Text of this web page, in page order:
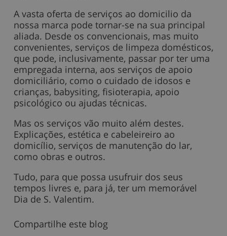
A vasta oferta de serviços ao domicilio da
nossa marca pode tornar-se na sua principal
aliada. Desde os convencionais, mas muito
convenientes, serviços de limpeza domésticos,
que pode, inclusivamente, passar por ter uma
empregada interna, aos serviços de apoio
domiciliário, como o cuidado de idosos e
crianças, babysiting, fisioterapia, apoio
psicológico ou ajudas técnicas.
Mas os serviços vão muito além destes.
Explicações, estética e cabeleireiro ao
domicílio, serviços de manutenção do lar,
como obras e outros.
Tudo, para que possa usufruir dos seus
tempos livres e, para já, ter um memorável
Dia de S. Valentim.
Compartilhe este blog